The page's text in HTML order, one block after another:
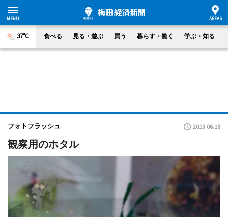
37°C 食べる 見る・遊ぶ 買う 暮らす・働く 学ぶ・知る
フォトフラッシュ 2013.06.18
観察用のホタル